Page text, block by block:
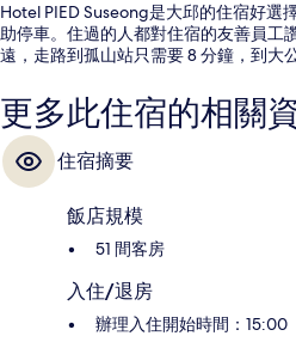
Hotel PIED Suseong是大邱的住宿好選
助停車。住過的人都對住宿的友善員工
遠，走路到孤山站只需要 8 分鐘，到大
更多此住宿的相關
住宿摘要
飯店規模
51 間客房
入住/退房
辦理入住開始時間：15:00